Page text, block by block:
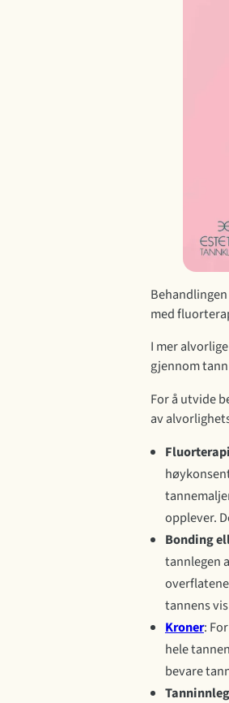
med
I mer
gjennom
For å utvide
av
opplever.
Bonding
tannlegen
tannens
Kroner:
hele
bevare